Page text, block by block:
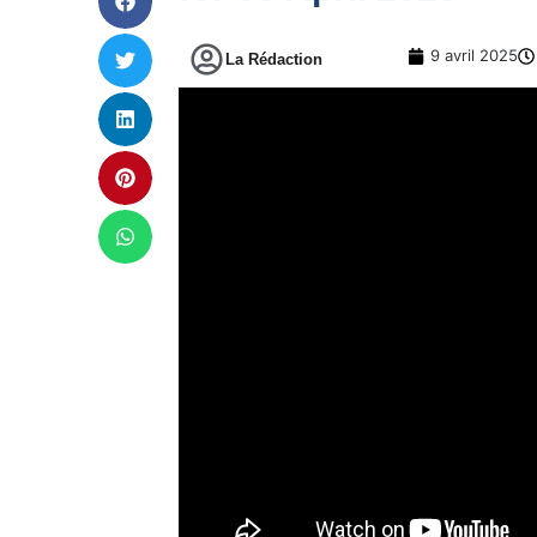
La Rédaction 9 avril 2025